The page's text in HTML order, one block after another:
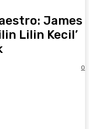
James
Lilin Kecil’
0